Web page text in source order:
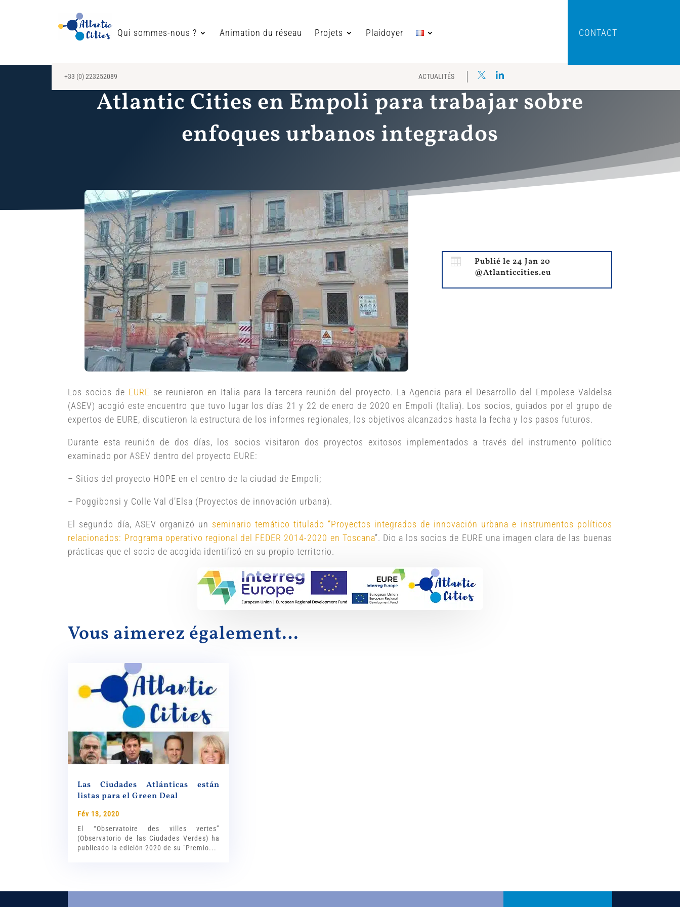
Qui sommes-nous ? Animation du réseau Projets Plaidoyer CONTACT
+33 (0) 223252089 ACTUALITÉS
Atlantic Cities en Empoli para trabajar sobre
enfoques urbanos integrados

Publié le 24 Jan 20
@Atlanticcities.eu
Los socios de EURE se reunieron en Italia para la tercera reunión del proyecto. La Agencia para el Desarrollo del Empolese Valdelsa
(ASEV) acogió este encuentro que tuvo lugar los días 21 y 22 de enero de 2020 en Empoli (Italia). Los socios, guiados por el grupo de
expertos de EURE, discutieron la estructura de los informes regionales, los objetivos alcanzados hasta la fecha y los pasos futuros.
Durante esta reunión de dos días, los socios visitaron dos proyectos exitosos implementados a través del instrumento político
examinado por ASEV dentro del proyecto EURE:
– Sitios del proyecto HOPE en el centro de la ciudad de Empoli;
– Poggibonsi y Colle Val d’Elsa (Proyectos de innovación urbana).
El segundo día, ASEV organizó un seminario temático titulado “Proyectos integrados de innovación urbana e instrumentos políticos
relacionados: Programa operativo regional del FEDER 2014-2020 en Toscana”. Dio a los socios de EURE una imagen clara de las buenas
prácticas que el socio de acogida identificó en su propio territorio.
Vous aimerez également…
Las Ciudades Atlánticas están
listas para el Green Deal
Fév 13, 2020
El “Observatoire des villes vertes”
(Observatorio de las Ciudades Verdes) ha
publicado la edición 2020 de su "Premio...